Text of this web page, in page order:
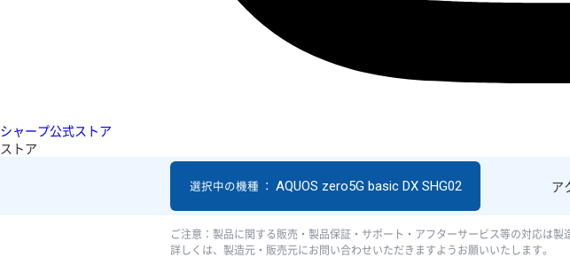
シャープ公式ストア
ストア
ア
選択中の機種 ： AQUOS zero5G basic DX SHG02
ご注意：製品に関する販売・製品保証・サポート・アフターサービス等の対応は製
詳しくは、製造元・販売元にお問い合わせいただきますようお願いいたします。